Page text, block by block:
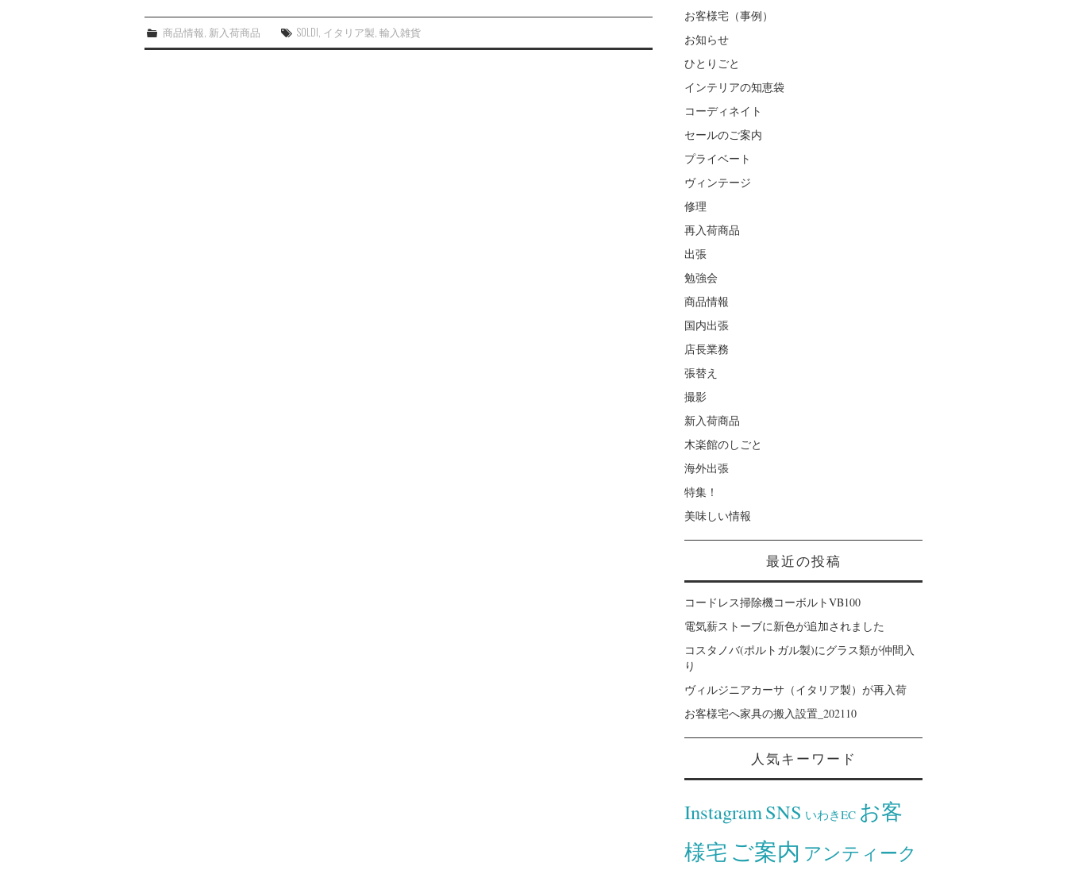
商品情報, 新入荷商品 SOLDI, イタリア製,輸入雑貨
お客様宅（事例）
お知らせ
ひとりごと
インテリアの知恵袋
コーディネイト
セールのご案内
プライベート
ヴィンテージ
修理
再入荷商品
出張
勉強会
商品情報
国内出張
店長業務
張替え
撮影
新入荷商品
木楽館のしごと
海外出張
特集！
美味しい情報
最近の投稿
コードレス掃除機コーボルトVB100
電気薪ストーブに新色が追加されました
コスタノバ(ポルトガル製)にグラス類が仲間入
り
ヴィルジニアカーサ（イタリア製）が再入荷
お客様宅へ家具の搬入設置_202110
人気キーワード
InstagramSNS いわきEC お客
様宅 ご案内 アンティーク